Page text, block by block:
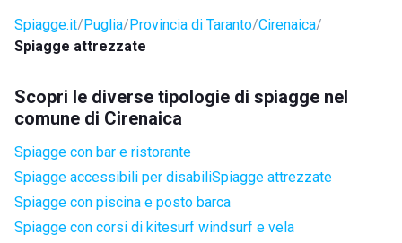
Spiagge.it Puglia Provincia di Taranto Cirenaica
Spiagge attrezzate
Scopri le diverse tipologie di spiagge nel
comune di Cirenaica
Spiagge con bar e ristorante
Spiagge accessibili per disabiliSpiagge attrezzate
Spiagge con piscina e posto barca
Spiagge con corsi di kitesurf windsurf e vela